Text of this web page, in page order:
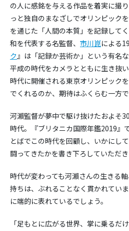
の人に感銘を与える作品を着実に撮
っと独自のまなざしでオリンピック
を通じた「人間の本質」を記録して
和を代表する名監督、 市川崑による
ク』は「記録か芸術か」という有名
平成の時代をカメラとともに生き抜
時代に開催される東京オリンピック
でくれるのか、期待はふくらむ一方で
河瀨監督が夢中で駆け抜けたおよそ
時代。『ブリタニカ国際年鑑2019』
とばでこの時代を回顧し、いかにし
闘ってきたかを書き下ろしていただき
時代が変わっても河瀨さんの生きる
持ちは、ぶれることなく貫かれてい
に端的に表れているでしょう。
「足もとに広がる世界、掌に乗るだ